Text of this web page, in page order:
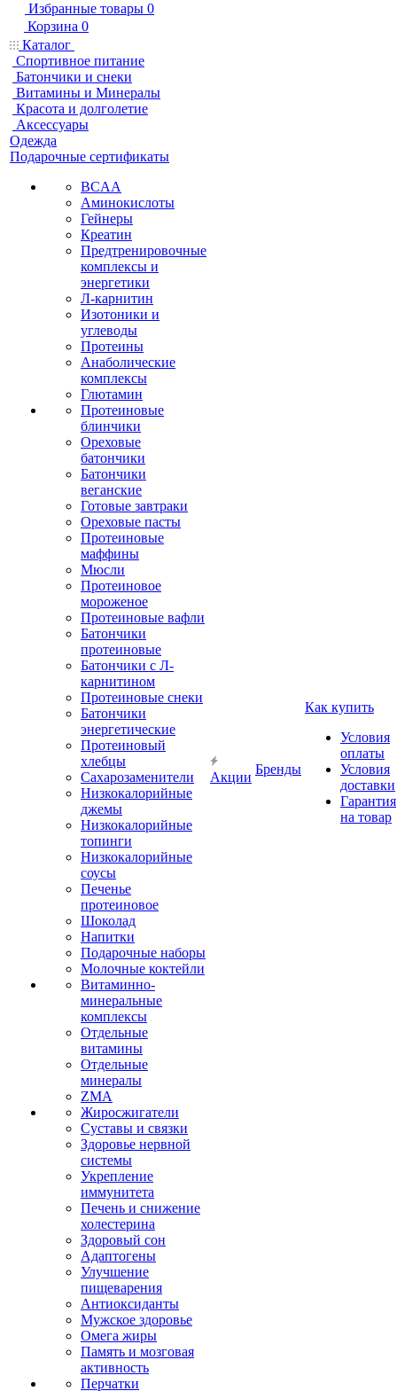
Избранные товары 0
Корзина 0
Каталог
Спортивное питание
Батончики и снеки
Витамины и Минералы
Красота и долголетие
Аксессуары
Одежда
Подарочные сертификаты
BCAA
Аминокислоты
Гейнеры
Креатин
Предтренировочные
комплексы и
энергетики
Л-карнитин
Изотоники и
углеводы
Протеины
Анаболические
комплексы
Глютамин
Протеиновые
блинчики
Ореховые
батончики
Батончики
веганские
Готовые завтраки
Ореховые пасты
Протеиновые
маффины
Мюсли
Протеиновое
мороженое
Протеиновые вафли
Батончики
протеиновые
Батончики с Л-
карнитином
Протеиновые снеки
Батончики
энергетические
Протеиновый
хлебцы
Сахарозаменители
Низкокалорийные
джемы
Низкокалорийные
топинги
Низкокалорийные
соусы
Печенье
протеиновое
Шоколад
Напитки
Подарочные наборы
Молочные коктейли
Витаминно-
минеральные
комплексы
Отдельные
витамины
Отдельные
минералы
ZMA
Жиросжигатели
Суставы и связки
Здоровье нервной
системы
Укрепление
иммунитета
Печень и снижение
холестерина
Здоровый сон
Адаптогены
Улучшение
пищеварения
Антиоксиданты
Мужское здоровье
Омега жиры
Память и мозговая
активность
Перчатки
Акции
Бренды
Как купить
Условия
оплаты
Условия
доставки
Гарантия
на товар